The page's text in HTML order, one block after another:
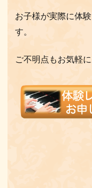
お子様が実際に体
す。
ご不明点もお気軽